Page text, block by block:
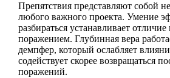
Препятствия представляют собой
любого важного проекта. Умение
разбираться устанавливает
поражением. Глубинная вера
демпфер, который ослабляет
содействует скорее возвращаться
поражений.